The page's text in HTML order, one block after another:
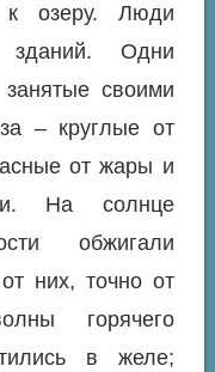
к озеру. Люди
зданий. Одни
своими
– круглые от
от жары и
На солнце
обжигали
них, точно от
горячего
в желе;